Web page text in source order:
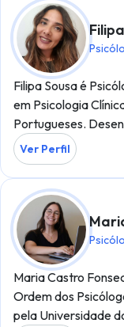
Filipa Sousa é
em Psicologia
Portugueses.
Ver Perfil
Maria Castro
Ordem dos
pela Universidade